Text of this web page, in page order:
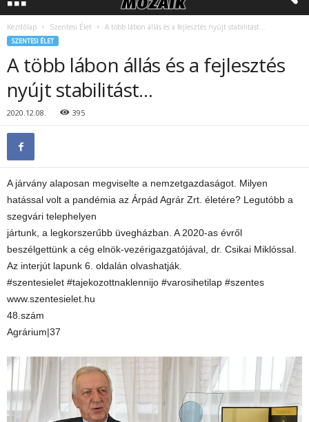
Kezdőlap Szentesi Élet A több lábon állás és a fejlesztés nyújt stabilitást…
SZENTESI ÉLET
A több lábon állás és a fejlesztés
nyújt stabilitást…
2020.12.08. 395
A járvány alaposan megviselte a nemzetgazdaságot. Milyen
hatással volt a pandémia az Árpád Agrár Zrt. életére? Legutóbb a
szegvári telephelyen
jártunk, a legkorszerűbb üvegházban. A 2020-as évről
beszélgettünk a cég elnök-vezérigazgatójával, dr. Csikai Miklóssal.
Az interjút lapunk 6. oldalán olvashatják.
#szentesielet #tajekozottnaklennijo #varosihetilap #szentes
www.szentesielet.hu
48.szám
Agrárium|37